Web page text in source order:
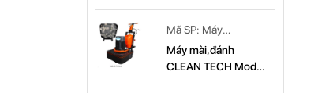
Mã SP: Máy
mài,đánh CLEAN
TECH Model: CT
Máy mài,đánh
CLEAN TECH Model